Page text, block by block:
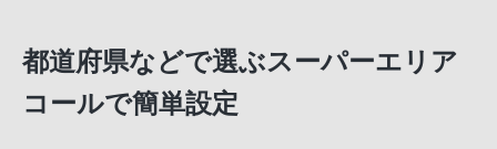
都道府県などで選ぶスーパーエリア
コールで簡単設定